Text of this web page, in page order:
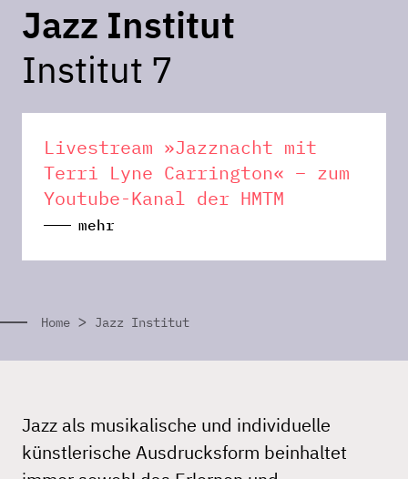
Jazz Institut
Institut 7
Livestream »Jazznacht mit
Terri Lyne Carrington« – zum
Youtube-Kanal der HMTM
mehr
Home > Jazz Institut
Jazz als musikalische und individuelle
künstlerische Ausdrucksform beinhaltet